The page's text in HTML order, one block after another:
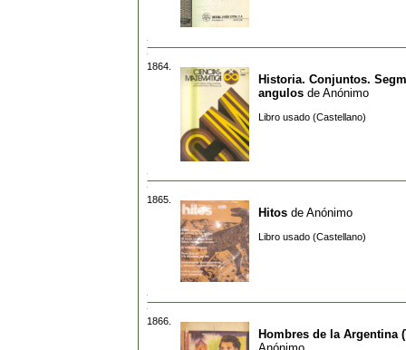
1864.
Historia. Conjuntos.
angulos de Anónimo
Libro usado (Castellano)
1865.
Hitos de Anónimo
Libro usado (Castellano)
1866.
Hombres de la Argentina